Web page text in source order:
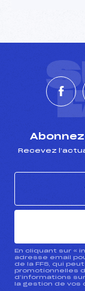
Recevez
En cliquant sur «
adresse email
de la FFS, qui
promotionnelles
d’informations
la gestion de vos